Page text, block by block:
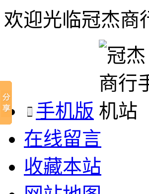
欢迎光临冠杰商
手机版
在线留言
收藏本站